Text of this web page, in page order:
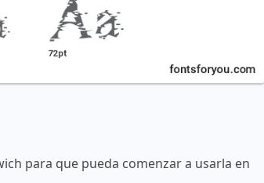
para que pueda comenzar a usarla en